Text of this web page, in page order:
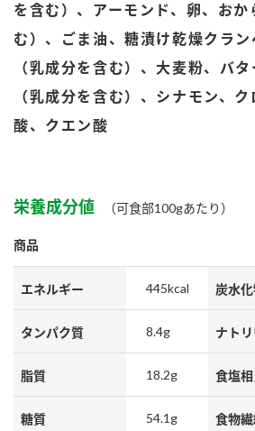
鍋奉行マニュアル
ミツカンのCM
人気商品 ＋ おすすめレシピ
ミツカン公式通販
業務用サイト
を含む）、アーモンド、卵、おか
む）、ごま油、糖漬け乾燥クラ
（乳成分を含む）、大麦粉、バ
（乳成分を含む）、シナモン、
酸、クエン酸
栄養成分値 （可食部100gあたり）
商品
エネルギー 445kcal 炭水
タンパク質 8.4g ナト
脂質 18.2g 食塩
糖質 54.1g 食物